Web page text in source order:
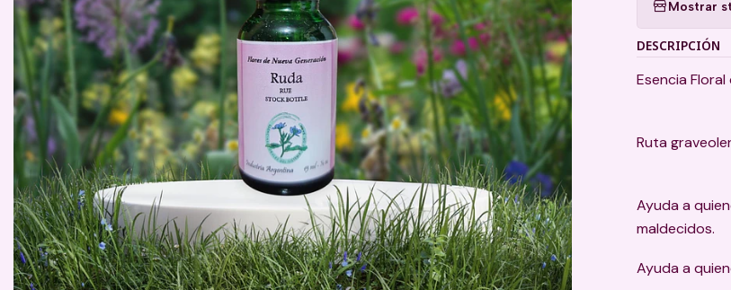
Mostrar
DESCRIPCIÓN
Esencia
Ruta
Ayuda a
maldecidos.
Ayuda a